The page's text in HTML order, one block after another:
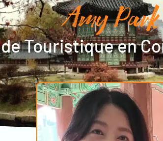
Amy Park
Touristique en